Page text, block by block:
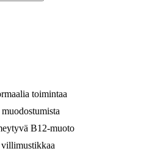
toimintaa
B12-muoto
villimustikkaa